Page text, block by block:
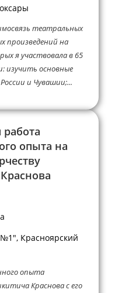
театральных
произведений на
я участвовала в 65
изучить основные
и Чувашии;...
работа
опыта на
Красноярский
опыта
Краснова с его